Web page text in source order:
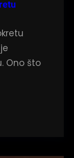
Ono što